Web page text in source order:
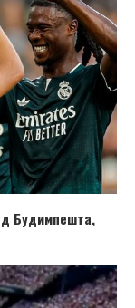
Будимпешта,